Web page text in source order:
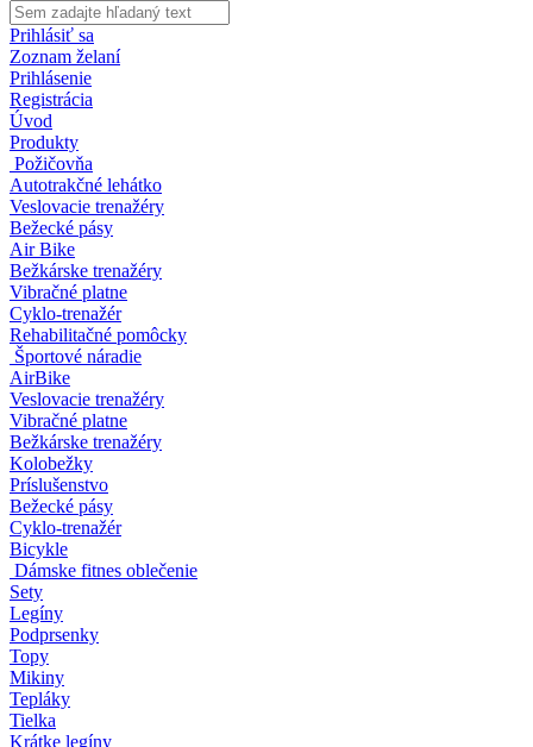
Prihlásiť sa
Zoznam želaní
Prihlásenie
Registrácia
Úvod
Produkty
Požičovňa
Autotrakčné lehátko
Veslovacie trenažéry
Bežecké pásy
Air Bike
Bežkárske trenažéry
Vibračné platne
Cyklo-trenažér
Rehabilitačné pomôcky
Športové náradie
AirBike
Veslovacie trenažéry
Vibračné platne
Bežkárske trenažéry
Kolobežky
Príslušenstvo
Bežecké pásy
Cyklo-trenažér
Bicykle
Dámske fitnes oblečenie
Sety
Legíny
Podprsenky
Topy
Mikiny
Tepláky
Tielka
Krátke legíny